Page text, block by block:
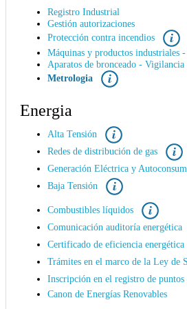
Registro Industrial
Gestión autorizaciones
Protección contra incendios
Máquinas y productos industriales
Aparatos de bronceado - Vigilancia
Metrologia
Energia
Alta Tensión
Redes de distribución de gas
Generación Eléctrica y
Baja Tensión
Combustibles líquidos
Comunicación auditoría energética
Certificado de eficiencia energética
Trámites en el marco de la Ley de
Inscripción en el registro de puntos
Canon de Energías Renovables